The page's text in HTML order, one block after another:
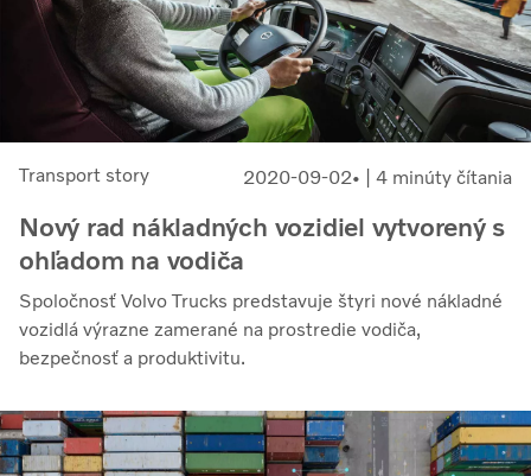
Transport story 2020-09-02 | 4 minúty čítania
Nový rad nákladných vozidiel vytvorený s
ohľadom na vodiča
Spoločnosť Volvo Trucks predstavuje štyri nové nákladné
vozidlá výrazne zamerané na prostredie vodiča,
bezpečnosť a produktivitu.